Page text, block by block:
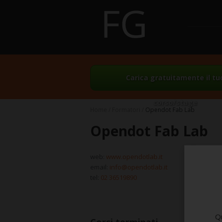
Carica gratuitamente il
corso/stage
Opendot Fab Lab
Opendot Fab Lab
www.opendotlab.it
info@opendotlab.it
02 36519890